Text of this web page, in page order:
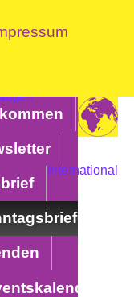
International